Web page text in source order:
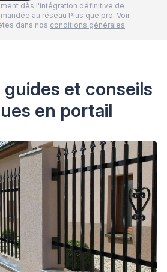
dès l'intégration définitive de
au réseau Plus que pro. Voir
dans nos conditions générales.
guides et conseils
en portail